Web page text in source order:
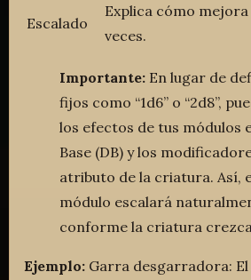
Escalado
Explica cómo
veces.
Importante: En lugar de
fijos como “1d6” o “2d8”,
los efectos de tus módulos
Base (DB) y los
atributo de la criatura. Así,
módulo escalará
conforme la criatura
Ejemplo: Garra desgarradora: